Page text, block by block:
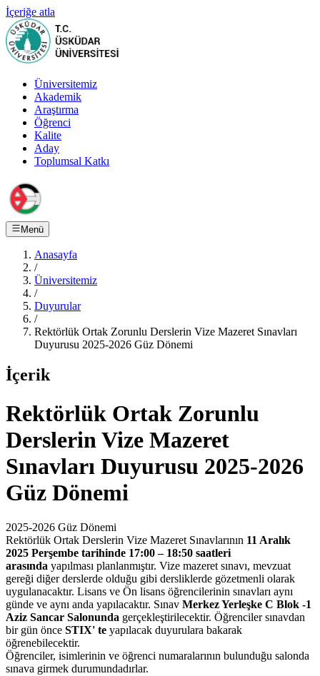
İçeriğe atla
Üniversitemiz
Akademik
Araştırma
Öğrenci
Kalite
Aday
Toplumsal Katkı
Menü
Anasayfa
/
Üniversitemiz
/
Duyurular
/
Rektörlük Ortak Zorunlu Derslerin Vize Mazeret Sınavları
Duyurusu 2025-2026 Güz Dönemi
İçerik
Rektörlük Ortak Zorunlu
Derslerin Vize Mazeret
Sınavları Duyurusu 2025-2026
Güz Dönemi
2025-2026 Güz Dönemi
Rektörlük Ortak Derslerin Vize Mazeret Sınavlarının 11 Aralık
2025 Perşembe tarihinde 17:00 – 18:50 saatleri
arasında yapılması planlanmıştır. Vize mazeret sınavı, mevzuat
gereği diğer derslerde olduğu gibi dersliklerde gözetmenli olarak
uygulanacaktır. Lisans ve Ön lisans öğrencilerinin sınavları aynı
günde ve aynı anda yapılacaktır. Sınav Merkez Yerleşke C Blok -1
Aziz Sancar Salonunda gerçekleştirilecektir. Öğrenciler sınavdan
bir gün önce STIX' te yapılacak duyurulara bakarak
öğrenebilecektir.
Öğrenciler, isimlerinin ve öğrenci numaralarının bulunduğu salonda
sınava girmek durumundadırlar.